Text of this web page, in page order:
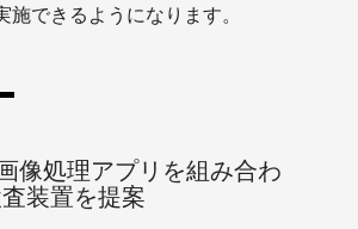
施できるようになります。
像処理アプリを組み合わ
装置を提案